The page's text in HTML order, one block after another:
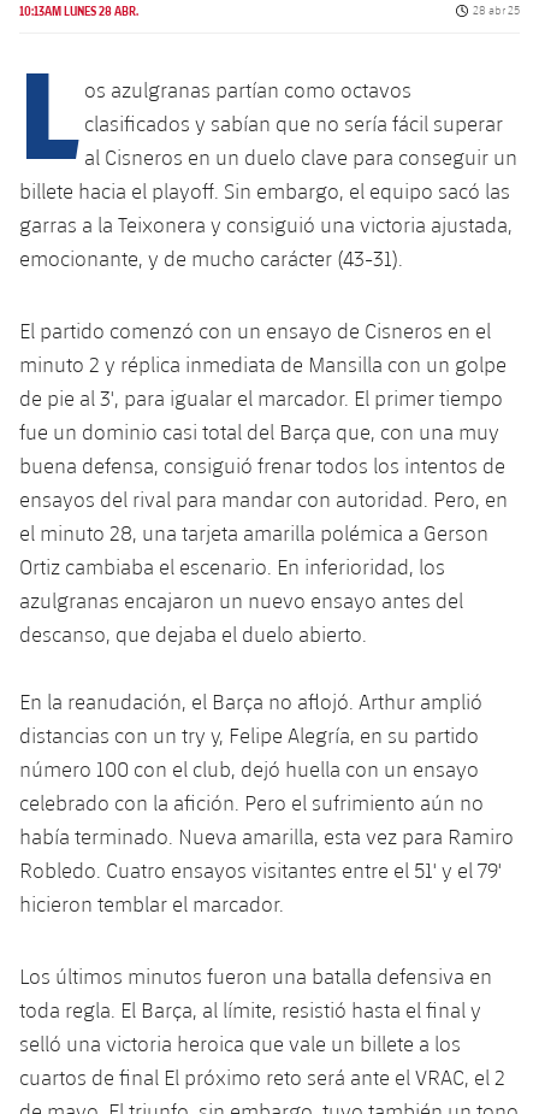
Comisiones y órganos
Centro de documentación
plusicon
más
Instalaciones
Palau Blaugrana
Estadi Johan Cruyff
Barça Cafe
Ciutat Esportiva
La Masia
plusicon
más
Servicios
Accesibilidad
plusicon
más
Instalaciones
10:13AM LUNES 28 ABR.
Fecha de
28 abr 25
L os azulgranas partían como octavos
clasificados y sabían que no sería fácil superar
al Cisneros en un duelo clave para conseguir un
billete hacia el playoff. Sin embargo, el equipo sacó las
garras a la Teixonera y consiguió una victoria ajustada,
emocionante, y de mucho carácter (43-31).
El partido comenzó con un ensayo de Cisneros en el
minuto 2 y réplica inmediata de Mansilla con un golpe
de pie al 3', para igualar el marcador. El primer tiempo
fue un dominio casi total del Barça que, con una muy
buena defensa, consiguió frenar todos los intentos de
ensayos del rival para mandar con autoridad. Pero, en
el minuto 28, una tarjeta amarilla polémica a Gerson
Ortiz cambiaba el escenario. En inferioridad, los
azulgranas encajaron un nuevo ensayo antes del
descanso, que dejaba el duelo abierto.
En la reanudación, el Barça no aflojó. Arthur amplió
distancias con un try y, Felipe Alegría, en su partido
número 100 con el club, dejó huella con un ensayo
celebrado con la afición. Pero el sufrimiento aún no
había terminado. Nueva amarilla, esta vez para Ramiro
Robledo. Cuatro ensayos visitantes entre el 51' y el 79'
hicieron temblar el marcador.
Los últimos minutos fueron una batalla defensiva en
toda regla. El Barça, al límite, resistió hasta el final y
selló una victoria heroica que vale un billete a los
cuartos de final El próximo reto será ante el VRAC, el 2